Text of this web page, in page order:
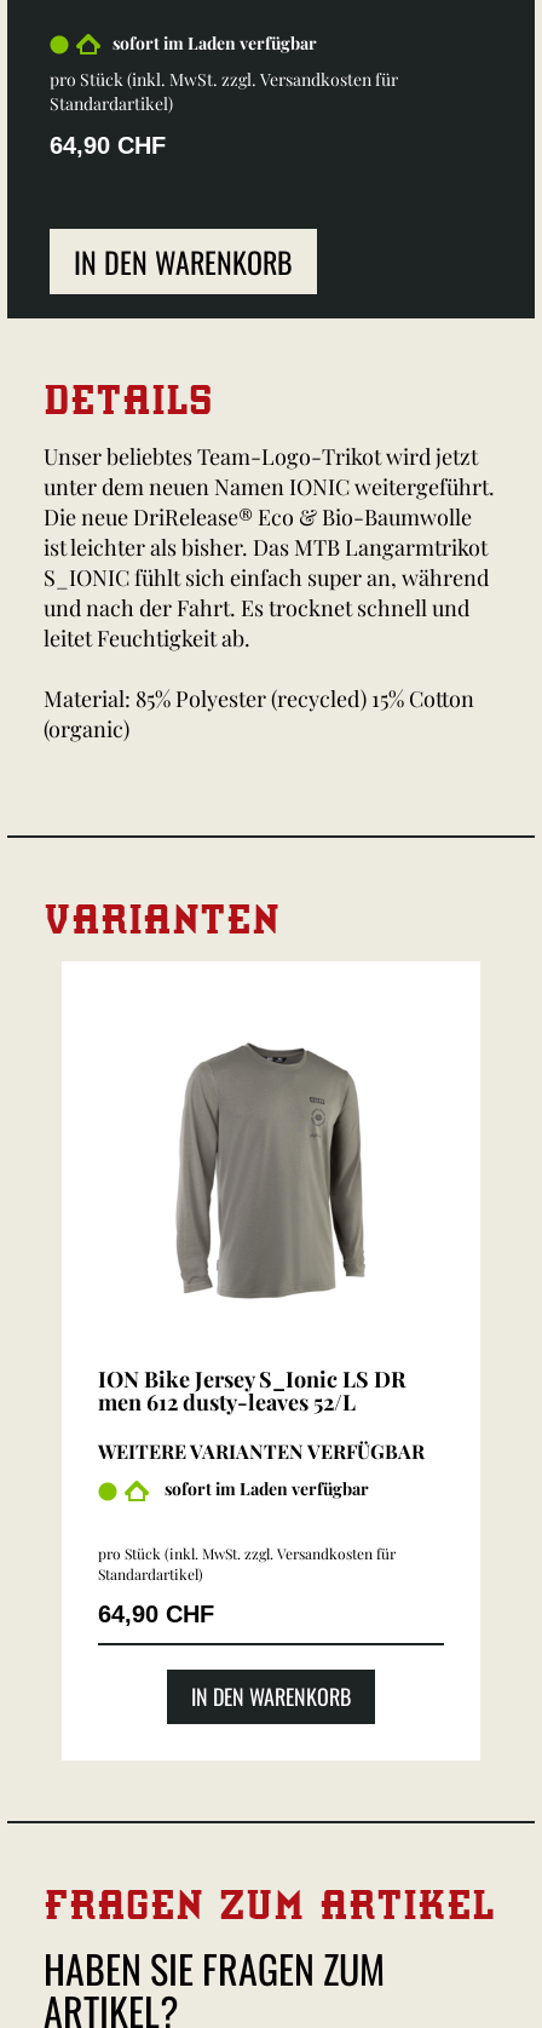
sofort im Laden verfügbar
pro Stück (inkl. MwSt. zzgl. Versandkosten für
Standardartikel)
64,90 CHF
IN DEN WARENKORB
DETAILS
Unser beliebtes Team-Logo-Trikot wird jetzt
unter dem neuen Namen IONIC weitergeführt.
Die neue DriRelease® Eco & Bio-Baumwolle
ist leichter als bisher. Das MTB Langarmtrikot
S_IONIC fühlt sich einfach super an, während
und nach der Fahrt. Es trocknet schnell und
leitet Feuchtigkeit ab.
Material: 85% Polyester (recycled) 15% Cotton
(organic)
VARIANTEN
ION Bike Jersey S_Ionic LS DR
men 612 dusty-leaves 52/L
WEITERE VARIANTEN VERFÜGBAR
sofort im Laden verfügbar
pro Stück (inkl. MwSt. zzgl. Versandkosten für
Standardartikel)
64,90 CHF
IN DEN WARENKORB
FRAGEN ZUM ARTIKEL
HABEN SIE FRAGEN ZUM
ARTIKEL?